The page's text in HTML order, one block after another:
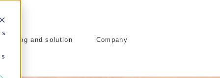
s
Blog and solution Company